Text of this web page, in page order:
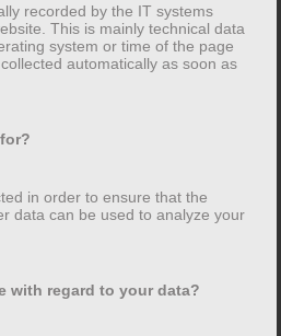
liens vers des sites Web
contenu desquels nous
Par conséquent, nous ne
responsabilité pour ces
responsable du contenu
la loi au moment de la
n’ont pas été identifiés
du lien. Cependant, un
concrète d’une violation
recorded by the IT systems
This is mainly technical data
system or time of the page
automatically as soon as
in order to ensure that the
data can be used to analyze your
with regard to your data?